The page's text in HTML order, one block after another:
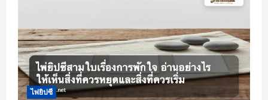
ไพ่ยิปซี